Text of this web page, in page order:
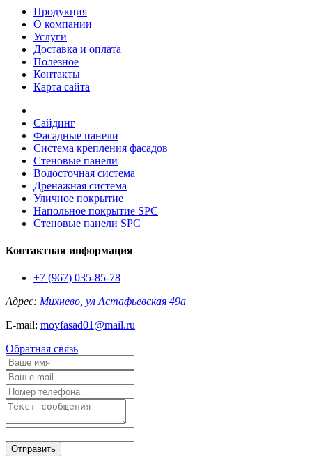
Продукция
О компании
Услуги
Доставка и оплата
Полезное
Контакты
Карта сайта
Сайдинг
Фасадные панели
Система крепления фасадов
Стеновые панели
Водосточная система
Дренажная система
Уличное покрытие
Напольное покрытие SPC
Стеновые панели SPC
Контактная информация
+7 (967) 035-85-78
Адрес: Михнево, ул Астафьевская 49а
E-mail: moyfasad01@mail.ru
Обратная связь
Отправить